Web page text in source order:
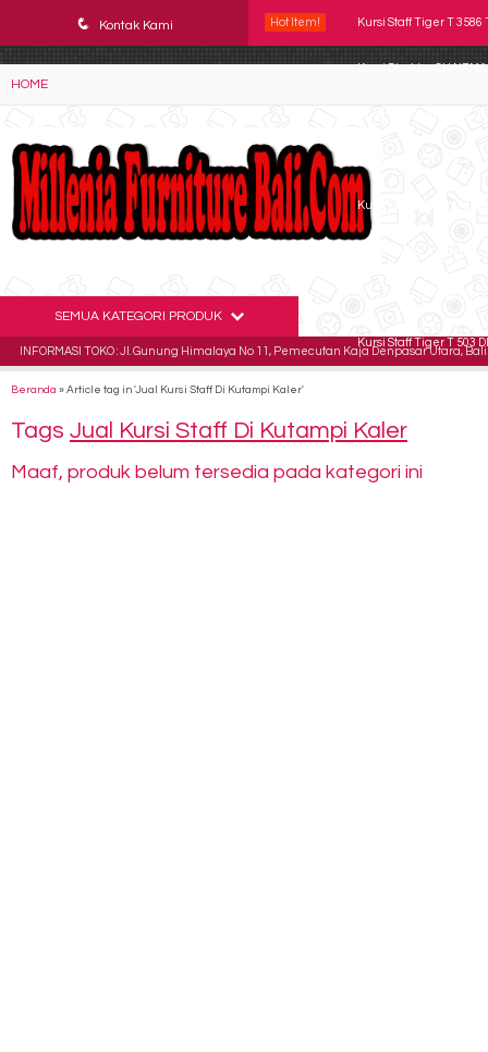
q
Kontak Kami Hot Item! Kursi Staff Tiger T 3586
Kursi Direktur
Kursi Kantor Astrovis
Kursi Staff Tiger T 503
HOME
SEMUA KATEGORI PRODUK
INFORMASI TOKO : Jl. Gunung Himalaya No 11, Pemecutan Kaja Denpasar Utara, Bali
Beranda » Article tag in 'Jual Kursi Staff Di Kutampi Kaler'
Tags Jual Kursi Staff Di Kutampi Kaler
Maaf, produk belum tersedia pada kategori ini